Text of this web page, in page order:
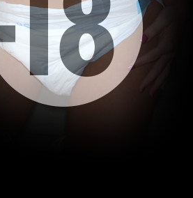
Nom d'utilisateur
Mot de passe